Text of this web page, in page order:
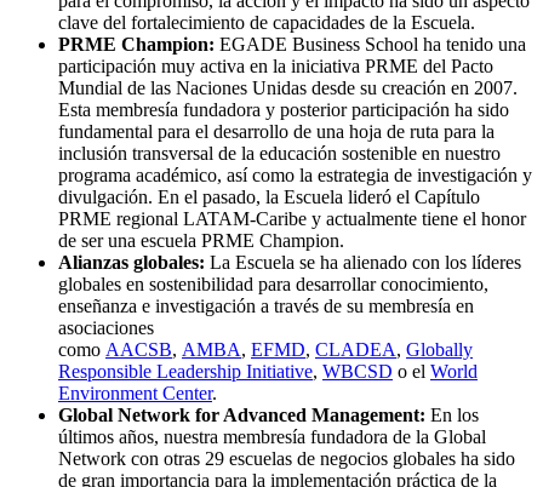
clave del fortalecimiento de capacidades de la Escuela.
PRME Champion: EGADE Business School ha tenido una
participación muy activa en la iniciativa PRME del Pacto
Mundial de las Naciones Unidas desde su creación en 2007.
Esta membresía fundadora y posterior participación ha sido
fundamental para el desarrollo de una hoja de ruta para la
inclusión transversal de la educación sostenible en nuestro
programa académico, así como la estrategia de investigación y
divulgación. En el pasado, la Escuela lideró el Capítulo
PRME regional LATAM-Caribe y actualmente tiene el honor
de ser una escuela PRME Champion.
Alianzas globales: La Escuela se ha alienado con los líderes
globales en sostenibilidad para desarrollar conocimiento,
enseñanza e investigación a través de su membresía en
asociaciones
como AACSB, AMBA, EFMD, CLADEA, Globally
Responsible Leadership Initiative, WBCSD o el World
Environment Center.
Global Network for Advanced Management: En los
últimos años, nuestra membresía fundadora de la Global
Network con otras 29 escuelas de negocios globales ha sido
de gran importancia para la implementación práctica de la